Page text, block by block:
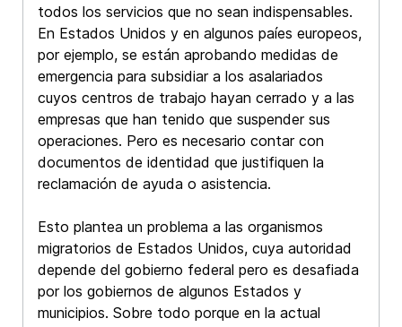
todos los servicios que no sean indispensables.
En Estados Unidos y en algunos paíes europeos,
por ejemplo, se están aprobando medidas de
emergencia para subsidiar a los asalariados
cuyos centros de trabajo hayan cerrado y a las
empresas que han tenido que suspender sus
operaciones. Pero es necesario contar con
documentos de identidad que justifiquen la
reclamación de ayuda o asistencia.
Esto plantea un problema a las organismos
migratorios de Estados Unidos, cuya autoridad
depende del gobierno federal pero es desafiada
por los gobiernos de algunos Estados y
municipios. Sobre todo porque en la actual